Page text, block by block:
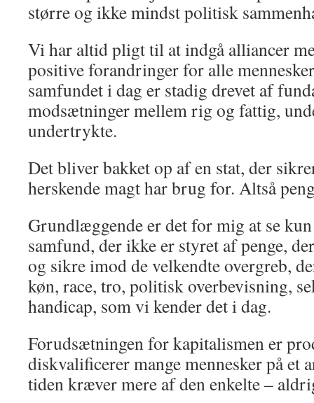
større og ikke mindst politisk
Vi har altid pligt til at indgå alliancer
positive forandringer for alle
samfundet i dag er stadig drevet af
modsætninger mellem rig og fattig,
undertrykte.
Det bliver bakket op af en stat, der
herskende magt har brug for. Altså
Grundlæggende er det for mig at se
samfund, der ikke er styret af penge,
og sikre imod de velkendte overgreb,
køn, race, tro, politisk overbevisning,
handicap, som vi kender det i dag.
Forudsætningen for kapitalismen er
diskvalificerer mange mennesker på et
tiden kræver mere af den enkelte –